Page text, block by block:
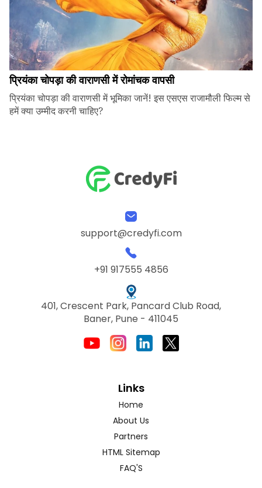
प्रियंका चोपड़ा की वाराणसी में रोमांचक वापसी
प्रियंका चोपड़ा की वाराणसी में भूमिका जानें! इस एसएस राजामौली फिल्म से
हमें क्या उम्मीद करनी चाहिए?
support@credyfi.com
+91 917555 4856
401, Crescent Park, Pancard Club Road,
Baner, Pune - 411045
Links
Home
About Us
Partners
HTML Sitemap
FAQ'S